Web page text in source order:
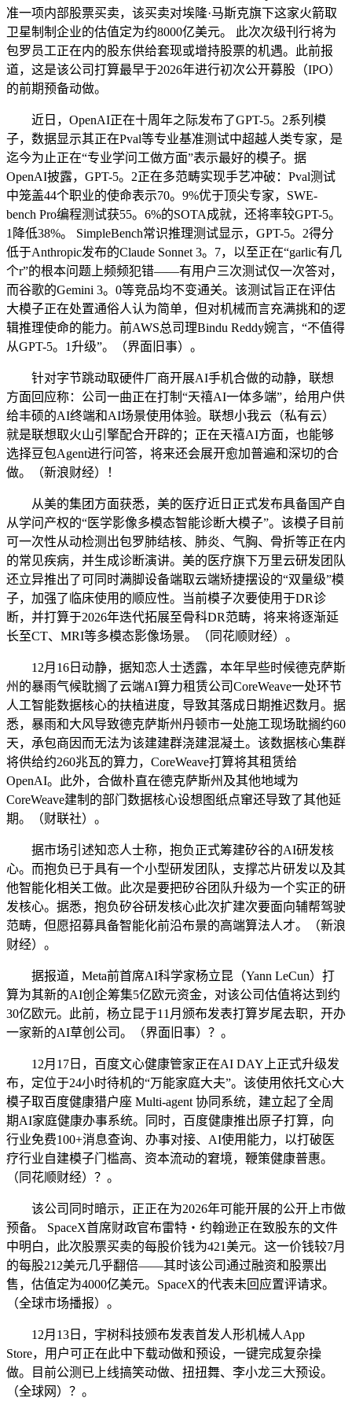
准一项内部股票买卖，该买卖对埃隆·马斯克旗下这家火箭取
卫星制制企业的估值定为约8000亿美元。 此次次级刊行将为
包罗员工正在内的股东供给套现或增持股票的机遇。此前报
道，这是该公司打算最早于2026年进行初次公开募股（IPO）
的前期预备动做。
近日，OpenAI正在十周年之际发布了GPT-5。2系列模
子，数据显示其正在Pval等专业基准测试中超越人类专家，是
迄今为止正在“专业学问工做方面”表示最好的模子。据
OpenAI披露，GPT-5。2正在多范畴实现手艺冲破：Pval测试
中笼盖44个职业的使命表示70。9%优于顶尖专家，SWE-
bench Pro编程测试获55。6%的SOTA成就，还将率较GPT-5。
1降低38%。 SimpleBench常识推理测试显示，GPT-5。2得分
低于Anthropic发布的Claude Sonnet 3。7，以至正在“garlic有几
个r”的根本问题上频频犯错——有用户三次测试仅一次答对，
而谷歌的Gemini 3。0等竞品均不变通关。该测试旨正在评估
大模子正在处置通俗人认为简单，但对机械而言充满挑和的逻
辑推理使命的能力。前AWS总司理Bindu Reddy婉言，“不值得
从GPT-5。1升级”。（界面旧事）。
针对字节跳动取硬件厂商开展AI手机合做的动静，联想
方面回应称：公司一曲正在打制“天禧AI一体多端”，给用户供
给丰硕的AI终端和AI场景使用体验。联想小我云（私有云）
就是联想取火山引擎配合开辟的；正在天禧AI方面，也能够
选择豆包Agent进行问答，将来还会展开愈加普遍和深切的合
做。（新浪财经）！
从美的集团方面获悉，美的医疗近日正式发布具备国产自
从学问产权的“医学影像多模态智能诊断大模子”。该模子目前
可一次性从动检测出包罗肺结核、肺炎、气胸、骨折等正在内
的常见疾病，并生成诊断演讲。美的医疗旗下万里云研发团队
还立异推出了可同时满脚设备端取云端矫捷摆设的“双量级”模
子，加强了临床使用的顺应性。当前模子次要使用于DR诊
断，并打算于2026年迭代拓展至骨科DR范畴，将来将逐渐延
长至CT、MRI等多模态影像场景。（同花顺财经）。
12月16日动静，据知恋人士透露，本年早些时候德克萨斯
州的暴雨气候耽搁了云端AI算力租赁公司CoreWeave一处环节
人工智能数据核心的扶植进度，导致其落成日期推迟数月。据
悉，暴雨和大风导致德克萨斯州丹顿市一处施工现场耽搁约60
天，承包商因而无法为该建建群浇建混凝土。该数据核心集群
将供给约260兆瓦的算力，CoreWeave打算将其租赁给
OpenAI。此外，合做朴直在德克萨斯州及其他地域为
CoreWeave建制的部门数据核心设想图纸点窜还导致了其他延
期。（财联社）。
据市场引述知恋人士称，抱负正式筹建矽谷的AI研发核
心。而抱负已于具有一个小型研发团队，支撑芯片研发以及其
他智能化相关工做。此次是要把矽谷团队升级为一个实正的研
发核心。据悉，抱负矽谷研发核心此次扩建次要面向辅帮驾驶
范畴，但愿招募具备智能化前沿布景的高端算法人才。（新浪
财经）。
据报道，Meta前首席AI科学家杨立昆（Yann LeCun）打
算为其新的AI创企筹集5亿欧元资金，对该公司估值将达到约
30亿欧元。此前，杨立昆于11月颁布发表打算岁尾去职，开办
一家新的AI草创公司。（界面旧事）？。
12月17日，百度文心健康管家正在AI DAY上正式升级发
布，定位于24小时待机的“万能家庭大夫”。该使用依托文心大
模子取百度健康猎户座 Multi-agent 协同系统，建立起了全周
期AI家庭健康办事系统。同时，百度健康推出原子打算，向
行业免费100+消息查询、办事对接、AI使用能力，以打破医
疗行业自建模子门槛高、资本流动的窘境，鞭策健康普惠。
（同花顺财经）？。
该公司同时暗示，正正在为2026年可能开展的公开上市做
预备。 SpaceX首席财政官布雷特・约翰逊正在致股东的文件
中明白，此次股票买卖的每股价钱为421美元。这一价钱较7月
的每股212美元几乎翻倍——其时该公司通过融资和股票出
售，估值定为4000亿美元。SpaceX的代表未回应置评请求。
（全球市场播报）。
12月13日，宇树科技颁布发表首发人形机械人App
Store，用户可正在此中下载动做和预设，一键完成复杂操
做。目前公测已上线搞笑动做、扭扭舞、李小龙三大预设。
（全球网）？。